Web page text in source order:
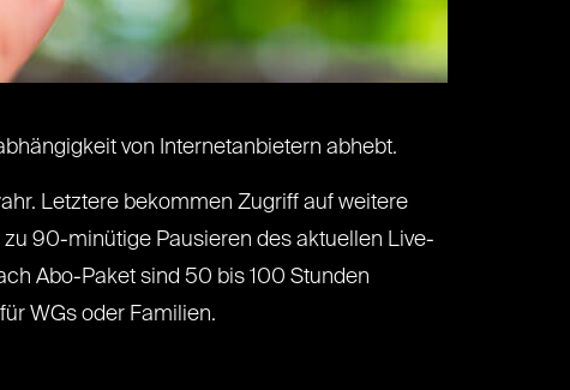
von Internetanbietern abhebt.
Letztere bekommen Zugriff auf weitere
90-minütige Pausieren des aktuellen Live-
Abo-Paket sind 50 bis 100 Stunden
WGs oder Familien.